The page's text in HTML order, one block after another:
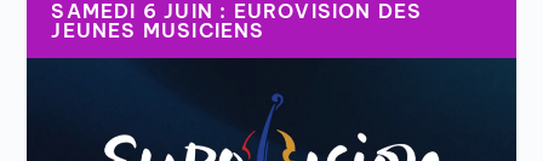
SAMEDI 6 JUIN : EUROVISION DES
JEUNES MUSICIENS